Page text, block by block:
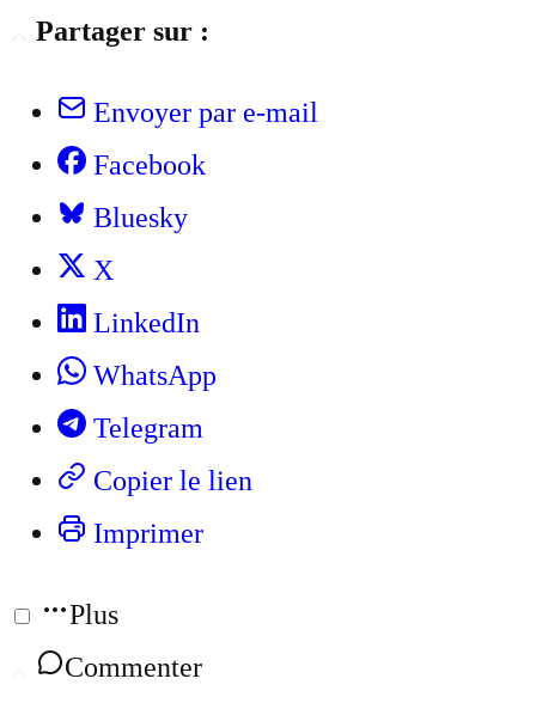
Partager sur :
Envoyer par e-mail
Facebook
Bluesky
X
LinkedIn
WhatsApp
Telegram
Copier le lien
Imprimer
Plus
Commenter